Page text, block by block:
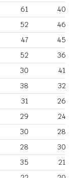
61
40
52
46
47
45
52
36
30
41
38
32
31
26
29
24
30
28
28
30
35
21